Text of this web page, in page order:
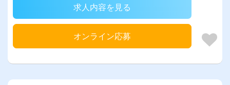
求人内容を見る
オンライン応募